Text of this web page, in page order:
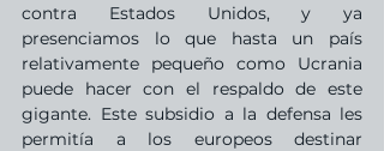
contra Estados Unidos, y ya
presenciamos lo que hasta un país
relativamente pequeño como Ucrania
puede hacer con el respaldo de este
gigante. Este subsidio a la defensa les
permitía a los europeos destinar